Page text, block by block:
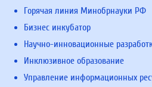
Горячая линия Минобрнауки РФ
Бизнес инкубатор
Научно-инновационные
Инклюзивное образование
Управление информационных